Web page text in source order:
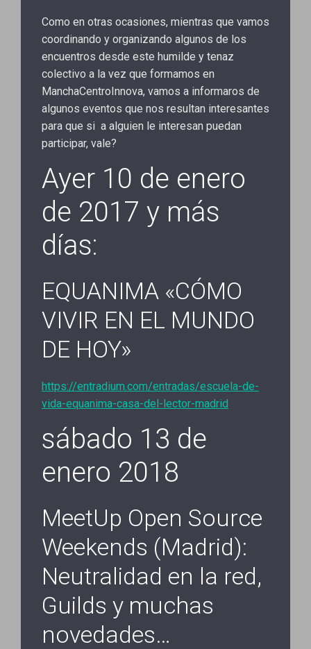
Como en otras ocasiones, mientras que vamos
coordinando y organizando algunos de los
encuentros desde este humilde y tenaz
colectivo a la vez que formamos en
ManchaCentroInnova, vamos a informaros de
algunos eventos que nos resultan interesantes
para que si a alguien le interesan puedan
participar, vale?
Ayer 10 de enero
de 2017 y más
días:
EQUANIMA «CÓMO
VIVIR EN EL MUNDO
DE HOY»
https://entradium.com/entradas/escuela-de-
vida-equanima-casa-del-lector-madrid
sábado 13 de
enero 2018
MeetUp Open Source
Weekends (Madrid):
Neutralidad en la red,
Guilds y muchas
novedades…